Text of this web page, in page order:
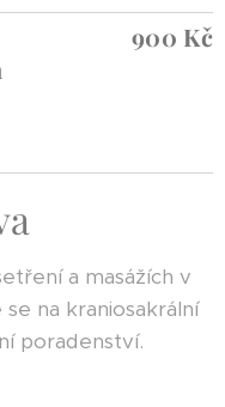
900 Kč
a masážích v
na kraniosakrální
poradenství.